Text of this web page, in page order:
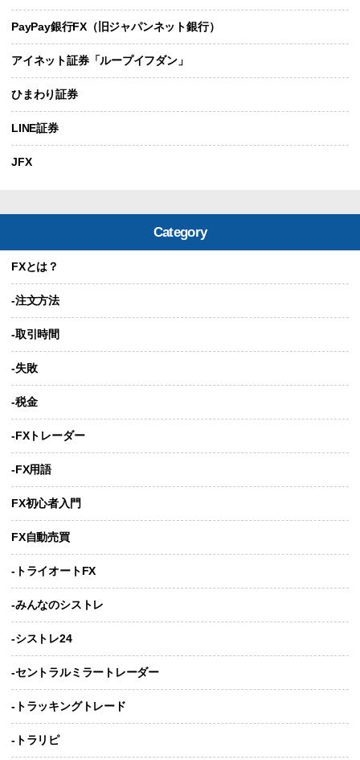
PayPay銀行FX（旧ジャパンネット銀行）
アイネット証券「ループイフダン」
ひまわり証券
LINE証券
JFX
Category
FXとは？
-注文方法
-取引時間
-失敗
-税金
-FXトレーダー
-FX用語
FX初心者入門
FX自動売買
-トライオートFX
-みんなのシストレ
-シストレ24
-セントラルミラートレーダー
-トラッキングトレード
-トラリピ